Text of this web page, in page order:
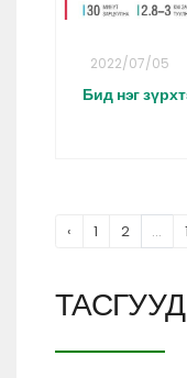
2022/07/05
Бид нэг
‹ 1 2 ...
ТАСГУУД